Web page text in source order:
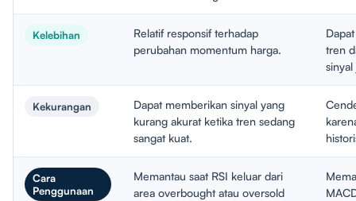
Kelebihan
Relatif responsif terhadap
perubahan momentum harga.
tren
Kekurangan
Dapat memberikan sinyal yang
kurang akurat ketika tren sedang
sangat kuat.
Cara
Penggunaan
Memantau saat RSI keluar dari
area overbought atau oversold